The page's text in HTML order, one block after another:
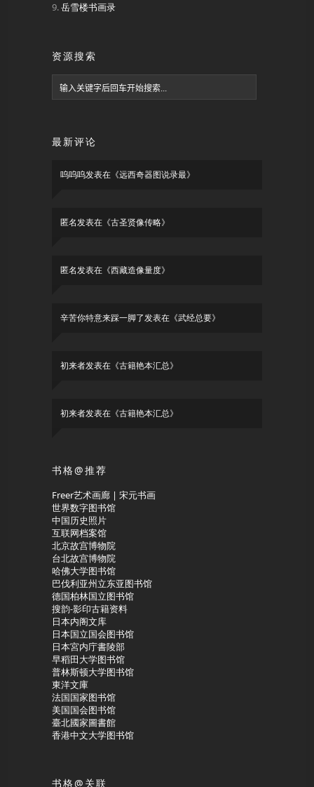
岳雪楼书画录
资源搜索
最新评论
呜呜呜发表在《远西奇器图说录最》
匿名发表在《古圣贤像传略》
匿名发表在《西藏造像量度》
辛苦你特意来踩一脚了发表在《武经总要》
初来者发表在《古籍艳本汇总》
初来者发表在《古籍艳本汇总》
书格@推荐
Freer艺术画廊 | 宋元书画
世界数字图书馆
中国历史照片
互联网档案馆
北京故宫博物院
台北故宫博物院
哈佛大学图书馆
巴伐利亚州立东亚图书馆
德国柏林国立图书馆
搜韵-影印古籍资料
日本内阁文库
日本国立国会图书馆
日本宮内庁書陵部
早稻田大学图书馆
普林斯顿大学图书馆
東洋文庫
法国国家图书馆
美国国会图书馆
臺北國家圖書館
香港中文大学图书馆
书格@关联